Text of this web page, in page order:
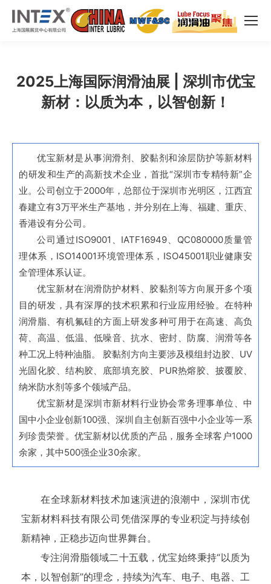
2025上海国际润滑油展 | 深圳市优宝
新材：以质为本，以智创新！
优宝新材是从事润滑剂、胶黏剂和涂层防护等新材料
的研发和生产的高新技术企业，首批“深圳市专精特新”企
业。公司创立于2000年，总部位于深圳市光明区，江西宜
春建立有3万平米生产基地，并分别在上海、福建、重庆、
香港设有分公司。
公司通过ISO9001、IATF16949、QC080000质量管
理体系，ISO14001环境管理体系，ISO45001职业健康安
全管理体系认证。
优宝新材在润滑防护材料、胶黏剂等方向展开多个项
目的研发，具有深厚的技术积累和行业应用经验。在特种
润滑脂、有机氟硅的方面上研发多种可用于在高速、高负
荷、高温、低温、低噪音、抗水、密封、防腐、润滑等各
种工况上特种油脂。 胶黏剂方向主要涉及模组封边胶、UV
光固化胶、结构胶、底部填充胶、PUR热熔胶、披覆胶、
纳米防水剂等多个领域产品。
优宝新材是深圳市新材料行业协会常务理事单位、中
国中小企业创新100强、深圳自主创新百强中小企业等一系
列珍贵荣誉。优宝新材以优质的产品，服务全球客户1000
余家，其中500强企业30余家。
在全球新材料技术加速演进的浪潮中，深圳市优
宝新材料科技有限公司凭借深厚的专业积淀与持续创
新精神，正稳步迈向世界舞台。
专注润滑脂领域二十五载，优宝始终秉持“以质为
本，以智创新”的理念，持续为汽车、电子、电器、工